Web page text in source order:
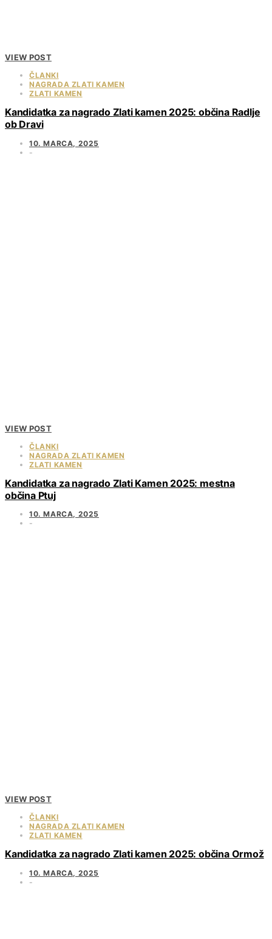
VIEW POST
ČLANKI
NAGRADA ZLATI KAMEN
ZLATI KAMEN
Kandidatka za nagrado Zlati kamen 2025: občina Radlje
ob Dravi
10. MARCA, 2025
VIEW POST
ČLANKI
NAGRADA ZLATI KAMEN
ZLATI KAMEN
Kandidatka za nagrado Zlati Kamen 2025: mestna
občina Ptuj
10. MARCA, 2025
VIEW POST
ČLANKI
NAGRADA ZLATI KAMEN
ZLATI KAMEN
Kandidatka za nagrado Zlati kamen 2025: občina Ormož
10. MARCA, 2025